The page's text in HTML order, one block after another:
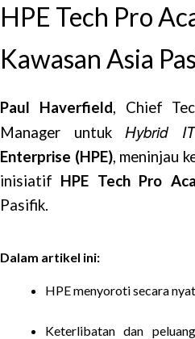
HPE Tech Pro
Kawasan Asia
Paul Haverfield, Chief
Manager untuk Hybrid IT
Enterprise (HPE), meninjau
inisiatif HPE Tech Pro
Pasifik.
Dalam artikel ini:
HPE menyoroti secara
Keterlibatan dan